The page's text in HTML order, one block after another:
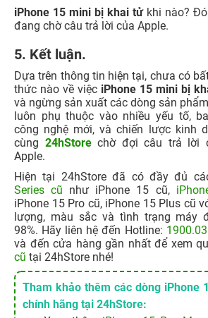
iPhone 15 mini bị khai tửkhi nào?
đang chờ câu trả lời của Apple.
5. Kết luận.
Dựa trên thông tin hiện tại, chưa có
thức nào về việc iPhone 15 mini bị
và ngừng sản xuất các dòng sản
luôn phụ thuộc vào nhiều yếu tố,
công nghệ mới, và chiến lược kinh
cùng 24hStorechờ đợi câu trả lời
Apple.
Hiện tại 24hStore đã có đầy đủ
Series cũ như iPhone 15 cũ,
iPhone 15 Pro cũ, iPhone 15 Plus cũ
lượng, màu sắc và tình trạng máy
98%. Hãy liên hệ đến Hotline:
và đến cửa hàng gần nhất để xem
cũ tại 24hStore nhé!
Tham khảo thêm các dòng iPhone
chính hãng tại 24hStore: